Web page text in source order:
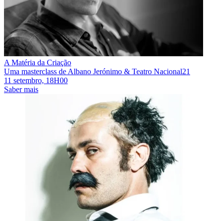
A Matéria da Criação
Uma masterclass de Albano Jerónimo & Teatro Nacional21
11 setembro, 18H00
Saber mais